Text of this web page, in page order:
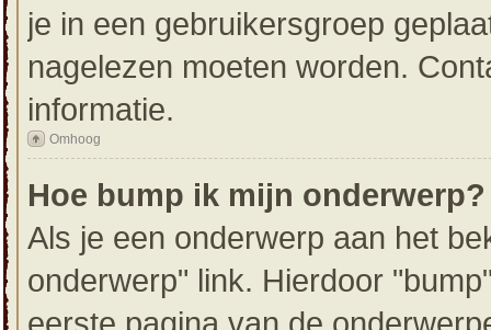
je in een gebruikersgroep
nagelezen moeten worden.
informatie.
Omhoog
Hoe bump ik mijn onderwerp?
Als je een onderwerp aan het
onderwerp" link. Hierdoor